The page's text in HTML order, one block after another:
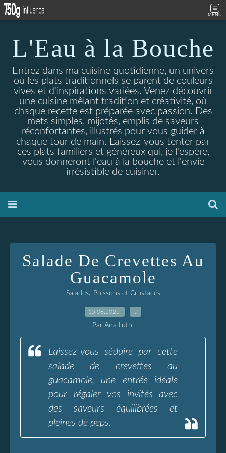
MENU
L'Eau à la Bouche
Entrez dans ma cuisine quotidienne, un univers
où les plats traditionnels se parent de couleurs
vives et d'inspirations variées. Venez découvrir
une cuisine mêlant tradition et créativité, où
chaque recette est préparée avec passion. Des
mets simples, mijotés, emplis de saveurs
réconfortantes, illustrés pour vous guider à
chaque tour de main. Laissez-vous tenter par
ces plats familiers et généreux qui, je l'espère,
vous donneront l'eau à la bouche et l'envie
irrésistible de cuisiner.
Salade De Crevettes Au
Guacamole
Salades, Poissons et Crustacés
15.08.2025
Par Ana Luthi
Laissez-vous séduire par cette
salade de crevettes au
guacamole, une entrée idéale
pour régaler vos invités avec
des saveurs équilibrées et
pleines de peps.